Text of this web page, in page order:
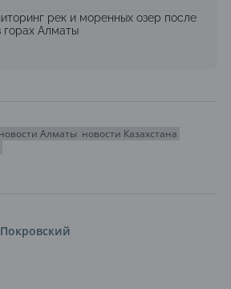
рек и моренных озер после
горах Алматы
новости Алматы новости Казахстана